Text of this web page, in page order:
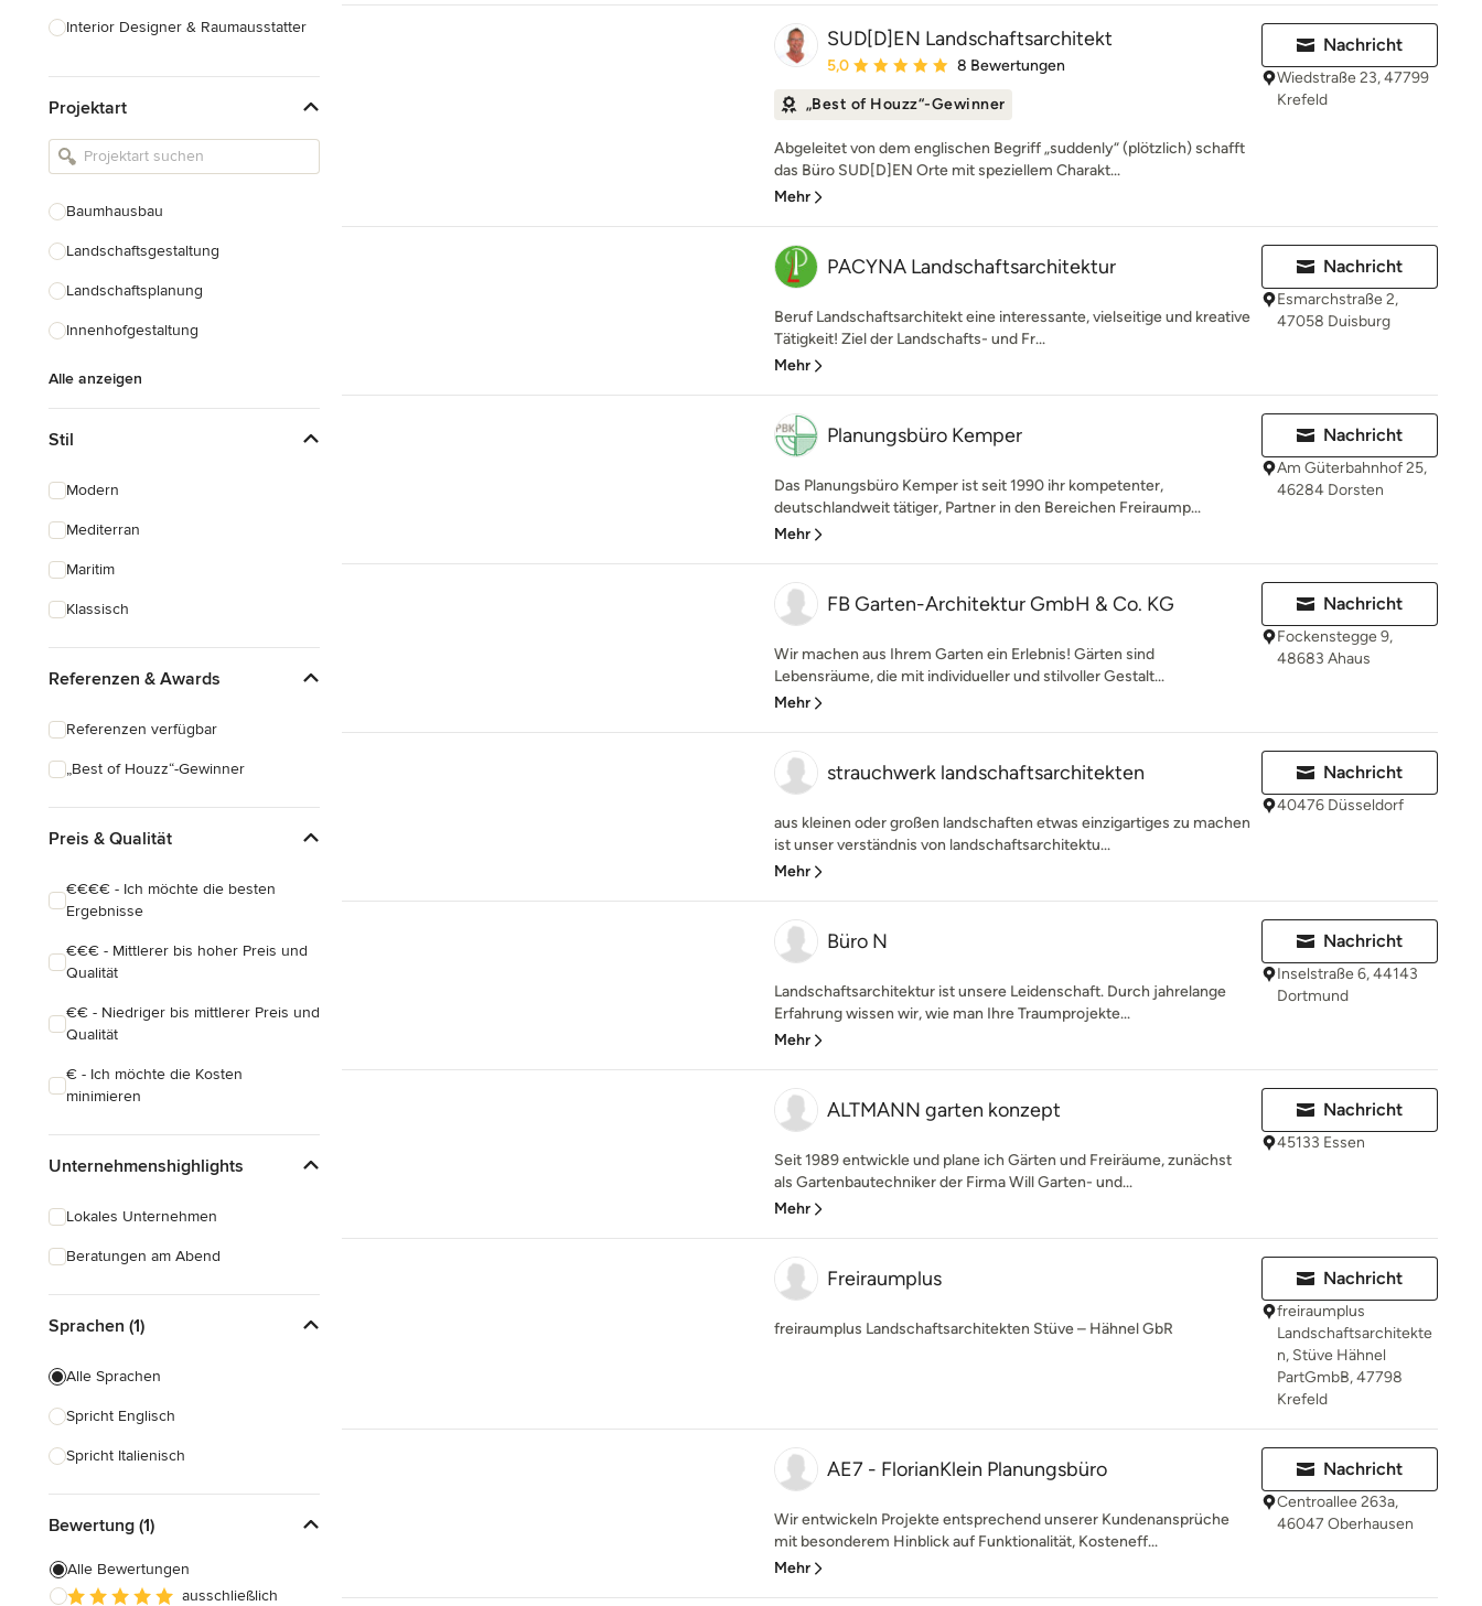
Interior Designer & Raumausstatter
Landschaftsarchitekten
Armaturen & Sanitärbedarf
Projektart
Baumhausbau
Landschaftsgestaltung
Landschaftsplanung
Innenhofgestaltung
Alle anzeigen
Stil
Modern
Mediterran
Maritim
Klassisch
Referenzen & Awards
Referenzen verfügbar
„Best of Houzz“-Gewinner
Preis & Qualität
€€€€ - Ich möchte die besten
Ergebnisse
€€€ - Mittlerer bis hoher Preis und
Qualität
€€ - Niedriger bis mittlerer Preis und
Qualität
€ - Ich möchte die Kosten
minimieren
Unternehmenshighlights
Lokales Unternehmen
Beratungen am Abend
Sprachen (1)
Alle Sprachen
Spricht Englisch
Spricht Italienisch
Bewertung (1)
Alle Bewertungen
ausschließlich
SUD[D]EN Landschaftsarchitekt
Durchschnittliche Bewertung: 5 von 5 Sternen
5,0 8 Bewertungen
„Best of Houzz“-Gewinner
Abgeleitet von dem englischen Begriff „suddenly“ (plötzlich) schafft
das Büro SUD[D]EN Orte mit speziellem Charakt...
Mehr
Nachricht
Wiedstraße 23, 47799
Krefeld
PACYNA Landschaftsarchitektur
Beruf Landschaftsarchitekt eine interessante, vielseitige und kreative
Tätigkeit! Ziel der Landschafts- und Fr...
Mehr
Nachricht
Esmarchstraße 2,
47058 Duisburg
Planungsbüro Kemper
Das Planungsbüro Kemper ist seit 1990 ihr kompetenter,
deutschlandweit tätiger, Partner in den Bereichen Freiraump...
Mehr
Nachricht
Am Güterbahnhof 25,
46284 Dorsten
FB Garten-Architektur GmbH & Co. KG
Wir machen aus Ihrem Garten ein Erlebnis! Gärten sind
Lebensräume, die mit individueller und stilvoller Gestalt...
Mehr
Nachricht
Fockenstegge 9,
48683 Ahaus
strauchwerk landschaftsarchitekten
aus kleinen oder großen landschaften etwas einzigartiges zu machen
ist unser verständnis von landschaftsarchitektu...
Mehr
Nachricht
40476 Düsseldorf
Büro N
Landschaftsarchitektur ist unsere Leidenschaft. Durch jahrelange
Erfahrung wissen wir, wie man Ihre Traumprojekte...
Mehr
Nachricht
Inselstraße 6, 44143
Dortmund
ALTMANN garten konzept
Seit 1989 entwickle und plane ich Gärten und Freiräume, zunächst
als Gartenbautechniker der Firma Will Garten- und...
Mehr
Nachricht
45133 Essen
Freiraumplus
freiraumplus Landschaftsarchitekten Stüve – Hähnel GbR
Nachricht
freiraumplus
Landschaftsarchitekte
n, Stüve Hähnel
PartGmbB, 47798
Krefeld
AE7 - FlorianKlein Planungsbüro
Wir entwickeln Projekte entsprechend unserer Kundenansprüche
mit besonderem Hinblick auf Funktionalität, Kosteneff...
Mehr
Nachricht
Centroallee 263a,
46047 Oberhausen